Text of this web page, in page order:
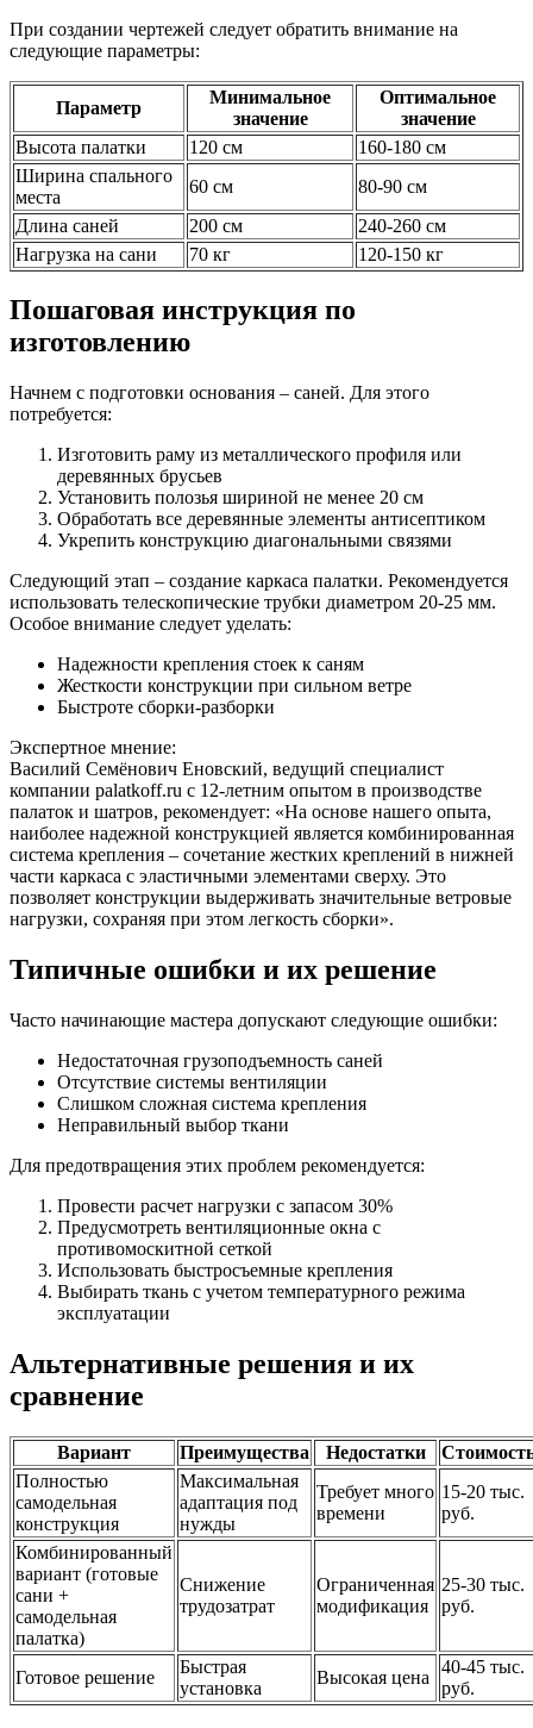
При создании чертежей следует обратить внимание на
следующие параметры:
Параметр
Минимальное
значение
Оптимальное
значение
Высота палатки
120 см
160-180 см
Ширина спального
места
60 см
80-90 см
Длина саней
200 см
240-260 см
Нагрузка на сани
70 кг 120-150 кг
Пошаговая инструкция по
изготовлению
Начнем с подготовки основания – саней. Для этого
потребуется:
Изготовить раму из металлического профиля или
деревянных брусьев
Установить полозья шириной не менее 20 см
Обработать все деревянные элементы антисептиком
Укрепить конструкцию диагональными связями
Следующий этап – создание каркаса палатки. Рекомендуется
использовать телескопические трубки диаметром 20-25 мм.
Особое внимание следует уделать:
Надежности крепления стоек к саням
Жесткости конструкции при сильном ветре
Быстроте сборки-разборки
Экспертное мнение:
Василий Семёнович Еновский, ведущий специалист
компании palatkoff.ru с 12-летним опытом в производстве
палаток и шатров, рекомендует: «На основе нашего опыта,
наиболее надежной конструкцией является комбинированная
система крепления – сочетание жестких креплений в нижней
части каркаса с эластичными элементами сверху. Это
позволяет конструкции выдерживать значительные ветровые
нагрузки, сохраняя при этом легкость сборки».
Типичные ошибки и их решение
Часто начинающие мастера допускают следующие ошибки:
Недостаточная грузоподъемность саней
Отсутствие системы вентиляции
Слишком сложная система крепления
Неправильный выбор ткани
Для предотвращения этих проблем рекомендуется:
Провести расчет нагрузки с запасом 30%
Предусмотреть вентиляционные окна с
противомоскитной сеткой
Использовать быстросъемные крепления
Выбирать ткань с учетом температурного режима
эксплуатации
Альтернативные решения и их
сравнение
Вариант Преимущества Недостатки
Полностью
самодельная
конструкция
Максимальная
адаптация под
нужды
Требует много
времени
15-20 тыс.
руб.
Комбинированный
вариант (готовые
сани +
самодельная
палатка)
Снижение
трудозатрат
Ограниченная
модификация
25-30 тыс.
руб.
Готовое решение
Быстрая
установка
Высокая цена
40-45 тыс.
руб.